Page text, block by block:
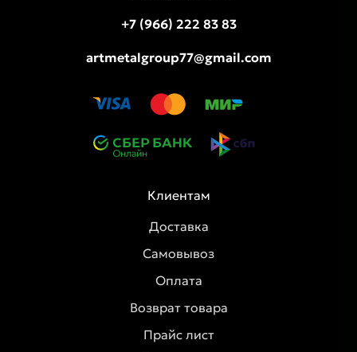
+7 (966) 222 83 83
artmetalgroup77@gmail.com
Клиентам
Доставка
Самовывоз
Оплата
Возврат товара
Прайс лист